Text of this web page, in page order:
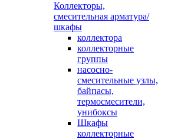
Коллекторы,
смесительная арматура/
шкафы
коллектора
коллекторные
группы
насосно-
смесительные узлы,
байпасы,
термосмесители,
унибоксы
Шкафы
коллекторные